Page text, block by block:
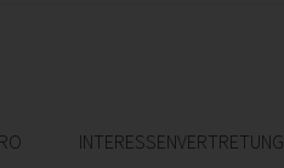
INTERESSEN­VERTRETUNG